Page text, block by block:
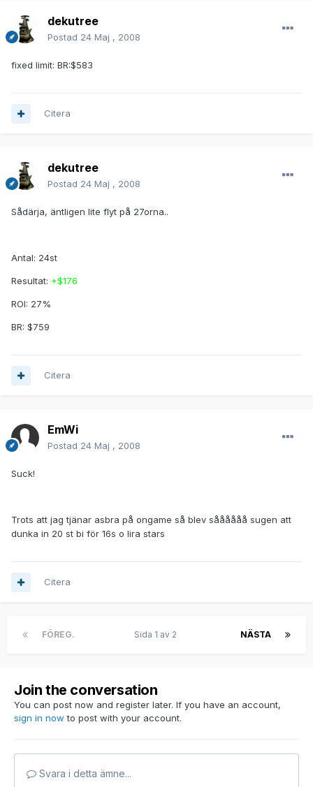
dekutree
Postad 24 Maj , 2008
fixed limit: BR:$583
Citera
dekutree
Postad 24 Maj , 2008
Sådärja, äntligen lite flyt på 27orna..
Antal: 24st
Resultat: +$176
ROI: 27%
BR: $759
Citera
EmWi
Postad 24 Maj , 2008
Suck!
Trots att jag tjänar asbra på ongame så blev såååååå sugen att
dunka in 20 st bi för 16s o lira stars
Citera
FÖREG. NÄSTA
Sida 1 av 2
Join the conversation
You can post now and register later. If you have an account,
sign in now to post with your account.
Svara i detta ämne...